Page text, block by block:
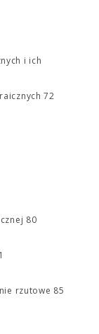
i ich
72
80
rzutowe 85